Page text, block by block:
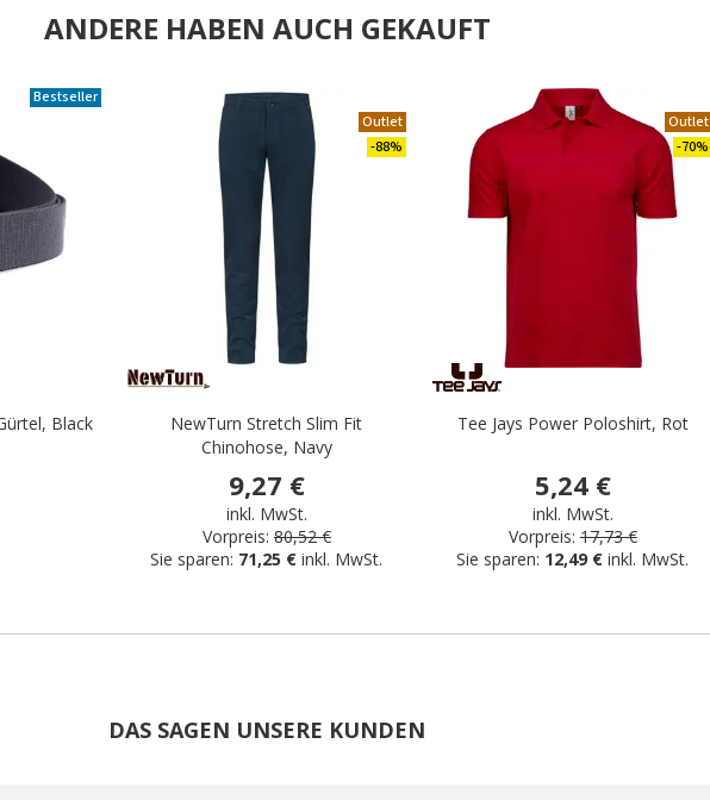
ANDERE HABEN AUCH GEKAUFT
Bestseller
Black
Outlet
-88%
NewTurn Stretch Slim Fit
Chinohose, Navy
9,27 €
inkl. MwSt.
Vorpreis: 80,52 €
Sie sparen: 71,25 € inkl. MwSt.
Outlet
-70%
Tee Jays Power Poloshirt, Rot
5,24 €
inkl. MwSt.
Vorpreis: 17,73 €
Sie sparen: 12,49 € inkl. MwSt.
DAS SAGEN UNSERE KUNDEN